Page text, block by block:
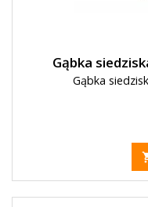
Gąbka
Gąbka